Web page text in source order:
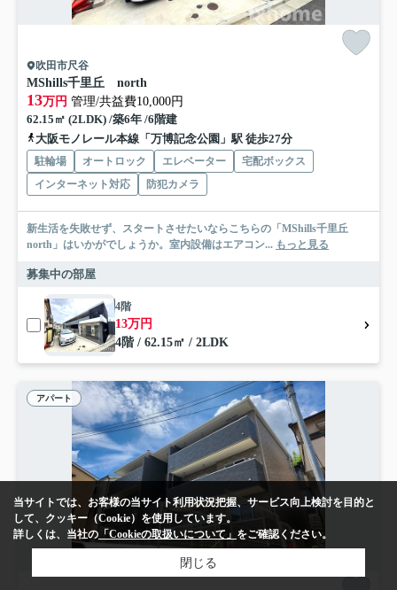
吹田市尺谷
MShills千里丘 north
13万円 管理/共益費10,000円
62.15㎡ (2LDK) /築6年 /6階建
大阪モノレール本線「万博記念公園」駅 徒歩27分
駐輪場 オートロック エレベーター
宅配ボックス
インターネット対応
防犯カメラ
新生活を失敗せず、スタートさせたいならこちらの「MShills千里丘
north」はいかがでしょうか。室内設備はエアコン... もっと見る
募集中の部屋
4階
13万円
4階 / 62.15㎡ / 2LDK
アパート
当サイトでは、お客様の当サイト利用状況把握、サービス向上検討を目的と
して、クッキー（Cookie）を使用しています。
詳しくは、当社の 「Cookieの取扱いについて」 をご確認ください。
閉じる